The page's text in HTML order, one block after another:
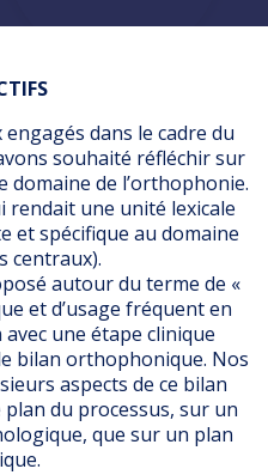
dans le cadre du
souhaité réfléchir sur
domaine de l’orthophonie.
rendait une unité lexicale
et spécifique au domaine
centraux).
autour du terme de «
et d’usage fréquent en
une étape clinique
bilan orthophonique. Nos
aspects de ce bilan
du processus, sur un
que sur un plan